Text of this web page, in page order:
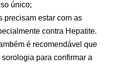
único;
precisam estar com as
contra Hepatite.
é recomendável que
para confirmar a